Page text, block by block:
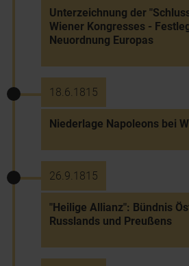
Unterzeichnung der
Wiener Kongresses -
Neuordnung Europas
18.6.1815
Niederlage Napoleons bei
26.9.1815
"Heilige Allianz": Bündnis
Russlands und Preußens